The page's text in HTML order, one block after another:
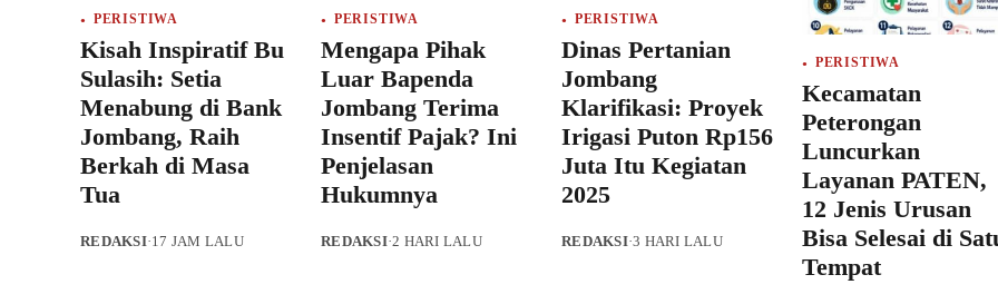
PERISTIWA
Kisah Inspiratif Bu
Sulasih: Setia
Menabung di Bank
Jombang, Raih
Berkah di Masa
Tua
REDAKSI·17 JAM LALU
PERISTIWA
Mengapa Pihak
Luar Bapenda
Jombang Terima
Insentif Pajak? Ini
Penjelasan
Hukumnya
REDAKSI·2 HARI LALU
PERISTIWA
Dinas Pertanian
Jombang
Klarifikasi: Proyek
Irigasi Puton Rp156
Juta Itu Kegiatan
2025
REDAKSI·3 HARI LALU
PERISTIWA
Kecamatan
Peterongan
Luncurkan
Layanan PATEN,
12 Jenis Urusan
Bisa Selesai di
Tempat